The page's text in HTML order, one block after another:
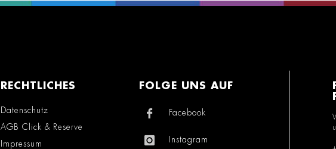
RECHTLICHES
Datenschutz
AGB Click & Reserve
Impressum
FOLGE UNS AUF
Facebook
Instagram